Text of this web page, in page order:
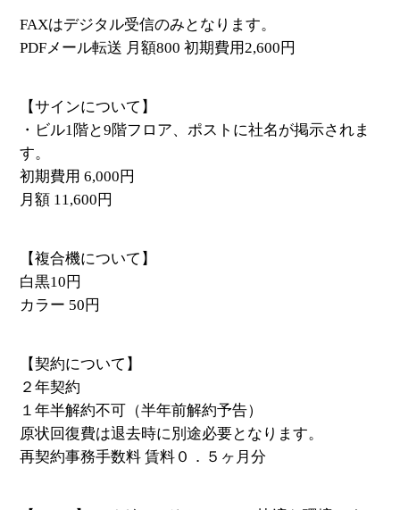
FAXはデジタル受信のみとなります。
PDFメール転送 月額800 初期費用2,600円
【サインについて】
・ビル1階と9階フロア、ポストに社名が掲示されま
す。
初期費用 6,000円
月額 11,600円
【複合機について】
白黒10円
カラー 50円
【契約について】
２年契約
１年半解約不可（半年前解約予告）
原状回復費は退去時に別途必要となります。
再契約事務手数料 賃料０．５ヶ月分